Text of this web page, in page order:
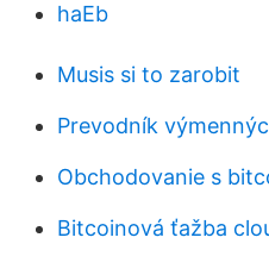
haEb
Musis si to zarobit
Prevodník
Obchodovanie s
Bitcoinová ťažba